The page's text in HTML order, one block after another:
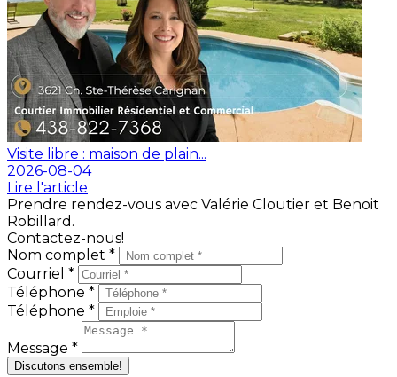
Visite libre : maison de plain...
2026-08-04
Lire l'article
Prendre rendez-vous avec Valérie Cloutier et Benoit
Robillard.
Contactez-nous!
Nom complet *
Courriel *
Téléphone *
Téléphone *
Message *
Discutons ensemble!